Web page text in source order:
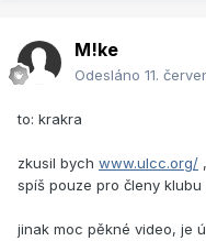
M!ke
Odesláno 11.
to: krakra
zkusil bych www.ulcc.org/
spíš pouze pro členy klubu
jinak moc pěkné video, je